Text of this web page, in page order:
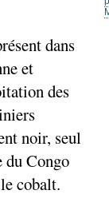
dans
et
des
noir, seul
du Congo
cobalt.